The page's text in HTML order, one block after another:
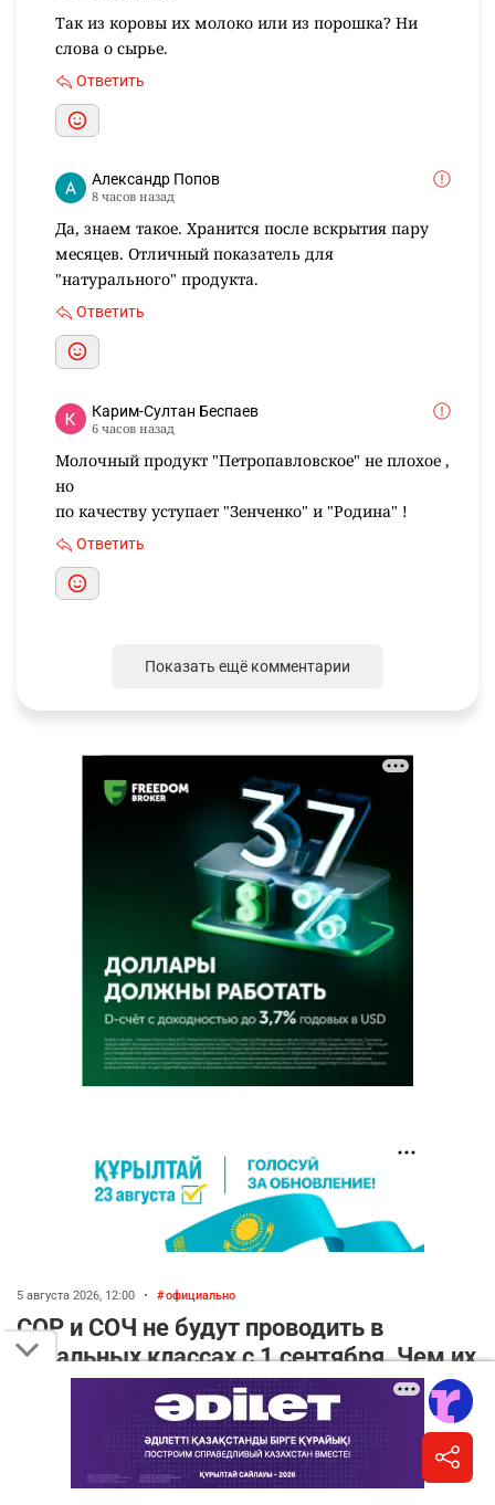
Так из коровы их молоко или из порошка? Ни
слова о сырье.
Ответить
Александр Попов
8 часов назад
Да, знаем такое. Хранится после вскрытия пару
месяцев. Отличный показатель для
"натурального" продукта.
Ответить
Карим-Султан Беспаев
6 часов назад
Молочный продукт "Петропавловское" не плохое ,
но
по качеству уступает "Зенченко" и "Родина" !
Ответить
Показать ещё комментарии
5 августа 2026, 12:00 • официально
СОР и СОЧ не будут проводить в
начальных классах с 1 сентября. Чем их
заменят?
Написать автору